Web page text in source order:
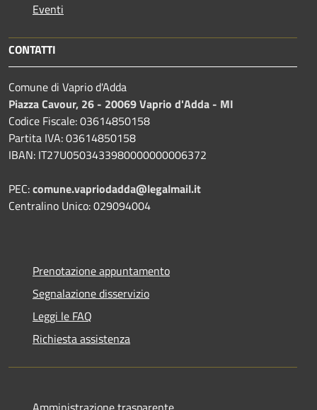
Eventi
CONTATTI
Comune di Vaprio d'Adda
Piazza Cavour, 26 - 20069 Vaprio d'Adda - MI
Codice Fiscale: 03614850158
Partita IVA: 03614850158
IBAN: IT27U0503433980000000006372
PEC:comune.vapriodadda@legalmail.it
Centralino Unico: 029094004
Prenotazione appuntamento
Segnalazione disservizio
Leggi le FAQ
Richiesta assistenza